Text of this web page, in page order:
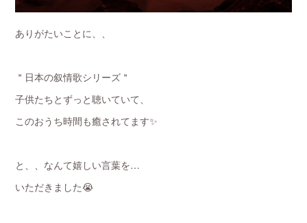
ありがたいことに、、
＂日本の叙情歌シリーズ＂
子供たちとずっと聴いていて、
このおうち時間も癒されてます✨
と、、なんて嬉しい言葉を…
いただきました😭